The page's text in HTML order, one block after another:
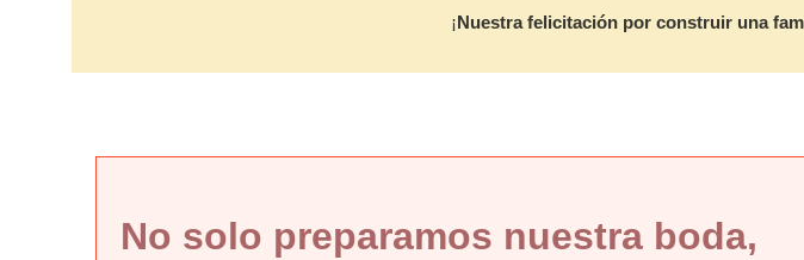
¡Nuestra felicitación por construir una
No solo preparamos nuestra boda,